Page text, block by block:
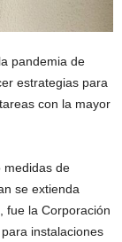
pandemia de
estrategias para
con la mayor
medidas de
se extienda
fue la Corporación
instalaciones